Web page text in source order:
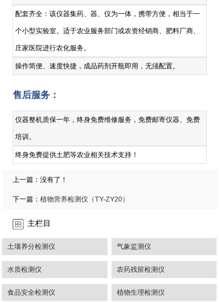
配套齐全：该仪器集药、器、仪为一体，携带方便，相当于一
个小型实验室。适于农业服务部门或农资经销商、肥料厂商、
庄家医院进行农化服务。
操作简便、速度快捷，成品药剂开瓶即用，无须配置。
售后服务：
仪器整机质保一年，终身免费维修服务，免费邮寄仪器、免费
培训。
终身免费提供土肥等农业相关技术支持！
上一篇：没有了！
下一篇：植物营养检测仪（TY-ZY20）
主栏目
土壤养分检测仪 气象监测仪
水质检测仪 农药残留检测仪
食品安全检测仪 植物生理检测仪